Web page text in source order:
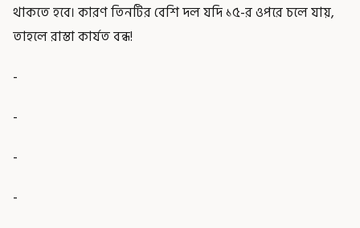
থাকতে হবে। কারণ তিনটির বেশি দল যদি ১৫-র ওপরে চলে যায়,
তাহলে রাস্তা কার্যত বন্ধ!
-
-
-
-